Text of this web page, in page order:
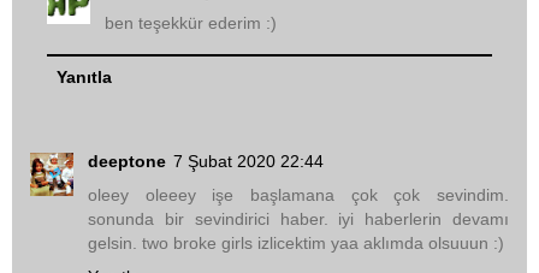
ben teşekkür ederim :)
Yanıtla
deeptone 7 Şubat 2020 22:44
oleey oleeey işe başlamana çok çok sevindim.
sonunda bir sevindirici haber. iyi haberlerin devamı
gelsin. two broke girls izlicektim yaa aklımda olsuuun :)